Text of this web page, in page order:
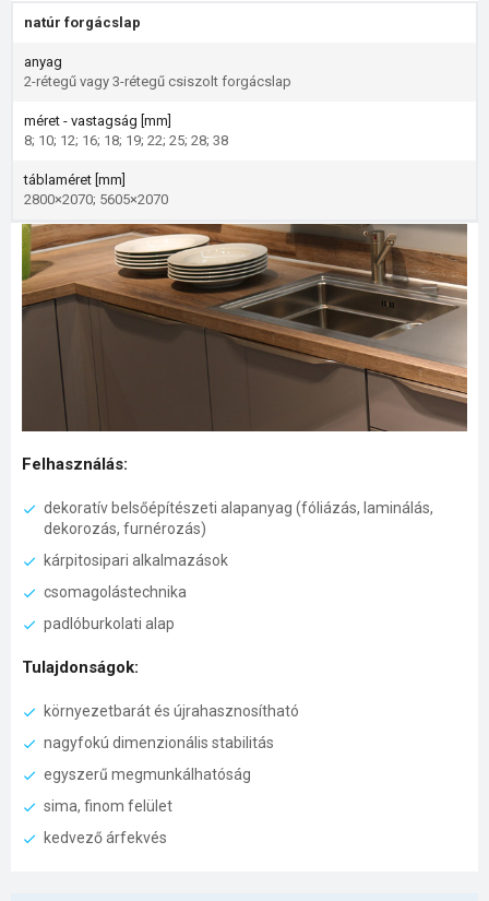
natúr forgácslap
anyag
2-rétegű vagy 3-rétegű csiszolt forgácslap
méret - vastagság [mm]
8; 10; 12; 16; 18; 19; 22; 25; 28; 38
táblaméret [mm]
2800×2070; 5605×2070
Felhasználás:
dekoratív belsőépítészeti alapanyag (fóliázás, laminálás,
dekorozás, furnérozás)
kárpitosipari alkalmazások
csomagolástechnika
padlóburkolati alap
Tulajdonságok:
környezetbarát és újrahasznosítható
nagyfokú dimenzionális stabilitás
egyszerű megmunkálhatóság
sima, finom felület
kedvező árfekvés